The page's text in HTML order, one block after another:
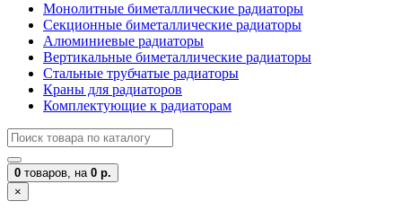
Монолитные биметаллические радиаторы
Секционные биметаллические радиаторы
Алюминиевые радиаторы
Вертикальные биметаллические радиаторы
Стальные трубчатые радиаторы
Краны для радиаторов
Комплектующие к радиаторам
0 товаров, на 0 р.
×